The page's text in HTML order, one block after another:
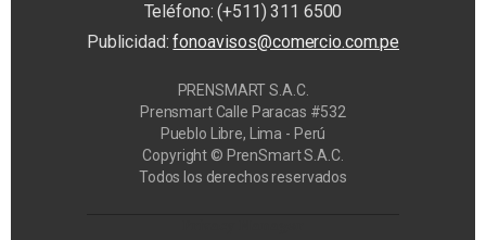
Teléfono: (+511) 311 6500
Publicidad:fonoavisos@comercio.com.pe
PRENSMART S.A.C.
Prensmart Calle Paracas #532
Pueblo Libre, Lima - Perú
Copyright © PrenSmart S.A.C.
Todos los derechos reservados